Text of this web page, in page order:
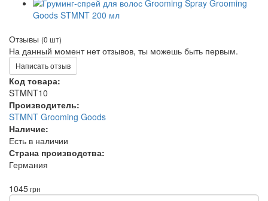
Отзывы (0 шт)
На данный момент нет отзывов, ты можешь быть первым.
Написать отзыв
Код товара:
STMNT10
Производитель:
STMNT Grooming Goods
Наличие:
Есть в наличии
Страна производства:
Германия
1045грн